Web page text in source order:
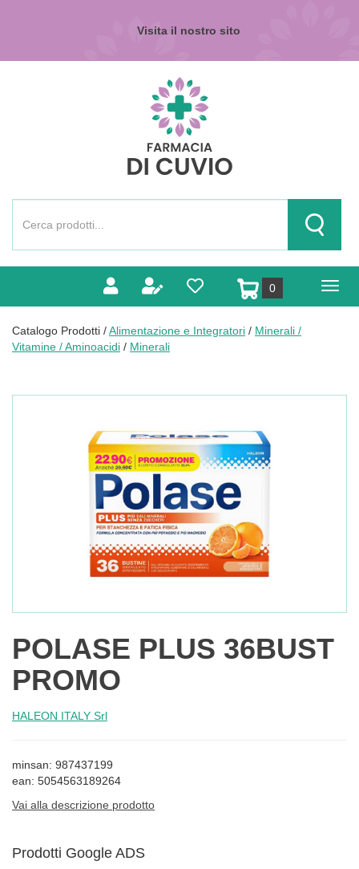
Visita il nostro sito
Prodotto
Cerca
0prodotti
inseriti
Catalogo Prodotti /Alimentazione e Integratori / Minerali /
Vitamine / Aminoacidi / Minerali
POLASE PLUS 36BUST
PROMO
HALEON ITALY Srl
minsan: 987437199
ean: 5054563189264
Vai alla descrizione prodotto
Prodotti Google ADS